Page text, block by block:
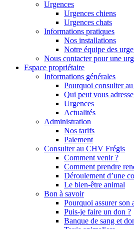
Urgences
Urgences chiens
Urgences chats
Informations pratiques
Nos installations
Notre équipe des
Nous contacter pour une
Espace propriétaire
Informations générales
Pourquoi consulter
Qui peut vous
Urgences
Actualités
Administration
Nos tarifs
Paiement
Consulter au CHV Frégis
Comment venir ?
Comment prendre
Déroulement d’une
Le bien-être animal
Bon à savoir
Pourquoi assurer son
Puis-je faire un don ?
Banque de sang et